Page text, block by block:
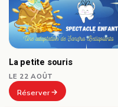
La petite souris
LE 22 AOÛT
Réserver